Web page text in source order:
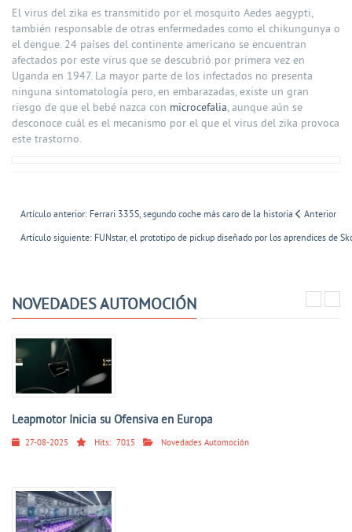
El virus del zika es transmitido por el mosquito Aedes aegypti,
también responsable de otras enfermedades como el chikungunya o
el dengue. 24 países del continente americano se encuentran
afectados por este virus que se descubrió por primera vez en
Uganda en 1947. La mayor parte de los infectados no presenta
ninguna sintomatología pero, en embarazadas, existe un gran
riesgo de que el bebé nazca con microcefalia, aunque aún se
desconoce cuál es el mecanismo por el que el virus del zika provoca
este trastorno.
Artículo anterior: Ferrari 335S, segundo coche más caro de la historia
Anterior
Artículo siguiente: FUNstar, el prototipo de pickup diseñado por los aprendices de
NOVEDADES AUTOMOCIÓN
Leapmotor Inicia su Ofensiva en Europa
27-08-2025 Hits: 7015 Novedades Automoción